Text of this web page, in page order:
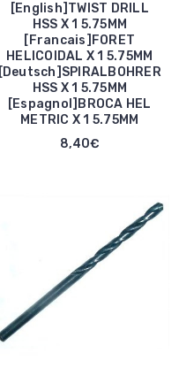
[English]TWIST DRILL
HSS X 1 5.75MM
[Francais]FORET
HELICOIDAL X 1 5.75MM
[Deutsch]SPIRALBOHRER
HSS X 1 5.75MM
[Espagnol]BROCA HEL
METRIC X 1 5.75MM
8,40€